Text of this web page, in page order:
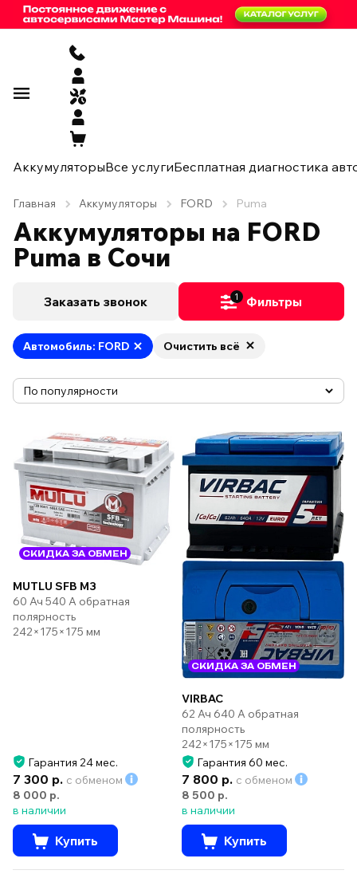
АккумуляторыВсе услугиБесплатная диагностика
Главная Аккумуляторы FORD Puma
Аккумуляторы на FORD
Puma в Сочи
Заказать звонок 1 Фильтры
Автомобиль: FORD Очистить всё
СКИДКА ЗА ОБМЕН
MUTLU SFB M3
60 Ач 540 А обратная
полярность
242×175×175 мм
Гарантия 24 мес.
7 300 р. с обменом
8 000 р.
в наличии
Купить
СКИДКА ЗА ОБМЕН
VIRBAC
62 Ач 640 А обратная
полярность
242×175×175 мм
Гарантия 60 мес.
7 800 р. с обменом
8 500 р.
в наличии
Купить